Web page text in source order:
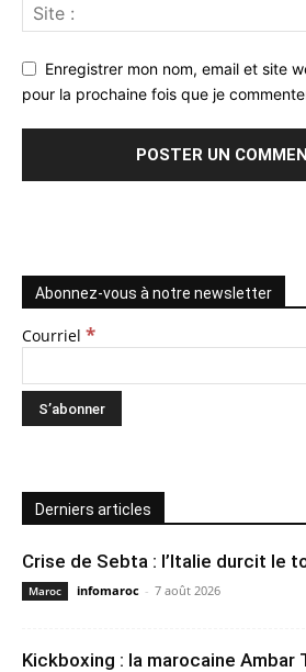
Enregistrer mon nom, email et site
pour la prochaine fois que je
Abonnez-vous à notre newsletter
Courriel *
Derniers articles
Crise de Sebta : l’Italie durcit le
Maroc infomaroc - 7 août 2026
Kickboxing : la marocaine Ambar